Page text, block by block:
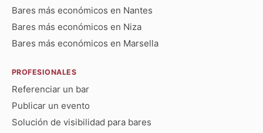
Bares más económicos en Nantes
Bares más económicos en Niza
Bares más económicos en Marsella
PROFESIONALES
Referenciar un bar
Publicar un evento
Solución de visibilidad para bares